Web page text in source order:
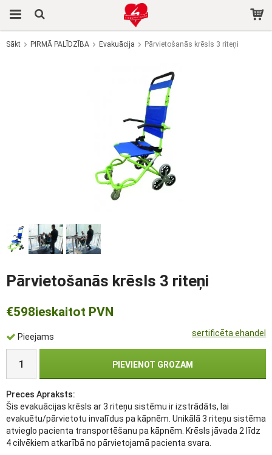
Sākt PIRMĀ PALĪDZĪBA Evakuācija Pārvietošanās krēsls 3 riteņi
Pārvietošanās krēsls 3 riteņi
sertificēta ehandel
€598ieskaitot PVN
Pieejams
PIEVIENOT GROZAM
Preces Apraksts:
Šis evakuācijas krēsls ar 3 riteņu sistēmu ir izstrādāts, lai
evakuētu/pārvietotu invalīdus pa kāpnēm. Unikālā 3 riteņu sistēma
atvieglo pacienta transportēšanu pa kāpnēm. Krēsls jāvada 2 līdz
4 cilvēkiem atkarībā no pārvietojamā pacienta svara.